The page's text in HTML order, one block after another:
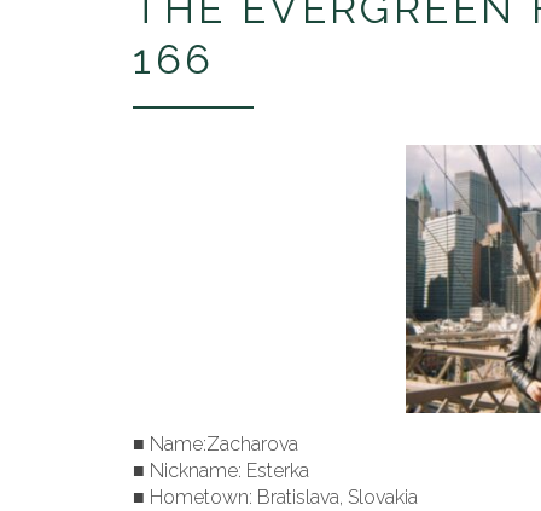
166
■ Name:Zacharova
■ Nickname: Esterka
■ Hometown: Bratislava, Slovakia